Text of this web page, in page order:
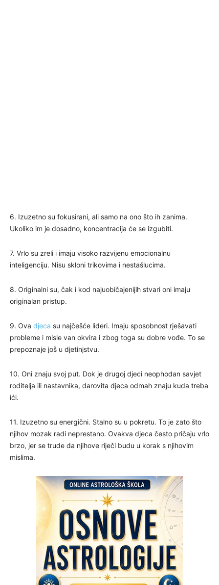
6. Izuzetno su fokusirani, ali samo na ono što ih zanima.
Ukoliko im je dosadno, koncentracija će se izgubiti.
7. Vrlo su zreli i imaju visoko razvijenu emocionalnu
inteligenciju. Nisu skloni trikovima i nestašlucima.
8. Originalni su, čak i kod najuobičajenijih stvari oni imaju
originalan pristup.
9. Ova djeca su najčešće lideri. Imaju sposobnost rješavati
probleme i misle van okvira i zbog toga su dobre vođe. To se
prepoznaje još u djetinjstvu.
10. Oni znaju svoj put. Dok je drugoj djeci neophodan savjet
roditelja ili nastavnika, darovita djeca odmah znaju kuda treba
ići.
11. Izuzetno su energični. Stalno su u pokretu. To je zato što
njihov mozak radi neprestano. Ovakva djeca često pričaju vrlo
brzo, jer se trude da njihove riječi budu u korak s njihovim
mislima.